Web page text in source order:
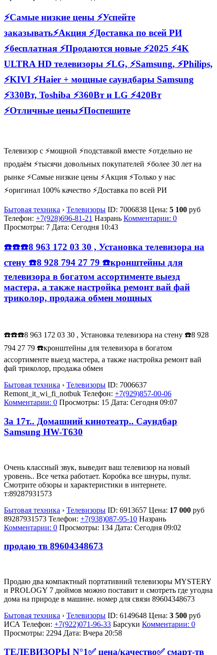
⚡Самые низкие цены ⚡Успейте
заказывать⚡Акция ⚡Доставка по всей РИ
⚡бесплатная ⚡Продаются новые ⚡2025 ⚡4K
ULTRA HD телевизоры ⚡LG, ⚡Samsung, ⚡Philips,
⚡KIVI ⚡Haier + мощные саундбары Samsung
⚡330Вт, Toshiba ⚡360Вт и LG ⚡420Вт
⚡Отличные цены⚡Поспешите
Телевизор с ⚡мощной ⚡подставкой вместе ⚡отдельно не
продаëм ⚡тысячи довольных покупателей ⚡более 30 лет на
рынке ⚡Самые низкие цены ⚡Акция ⚡Только у нас
⚡оригинал 100% качество ⚡Доставка по всей РИ
Бытовая техника › Телевизоры ID: 7006838 Цена: 5 100 руб
Телефон: +7(928)696-81-21 Назрань Комментарии: 0
Просмотры: 7 Дата: Сегодня 10:43
☎️☎️☎️8 963 172 03 30 , Установка телевизора на
стену ☎️8 928 794 27 79 ☎️кронштейны для
телевизора в богатом ассортименте выезд
мастера, а также настройка ремонт вай фай
триколор, продажа обмен мощных
☎️☎️☎️8 963 172 03 30 , Установка телевизора на стену ☎️8 928
794 27 79 ☎️кронштейны для телевизора в богатом
ассортименте выезд мастера, а также настройка ремонт вай
фай триколор, продажа обмен
Бытовая техника › Телевизоры ID: 7006637
Remont_it_wi_fi_notbuk Телефон: +7(929)857-00-06
Комментарии: 0 Просмотры: 15 Дата: Сегодня 09:07
За 17т.. Домашний кинотеатр.. Саундбар
Samsung HW-T630
Очень классный звук, выведит ваш телевизор на новый
уровень.. Все четка работает. Коробка все шнуры, пульт.
Смотрите обзоры и характеристики в интернете.
т:89287931573
Бытовая техника › Телевизоры ID: 6913657 Цена: 17 000 руб
89287931573 Телефон: +7(938)087-95-10 Назрань
Комментарии: 0 Просмотры: 134 Дата: Сегодня 09:02
продаю тв 89604348673
Продаю два компактный портативний телевизоры MYSTERY
и PROLOGY 7 дюймов можно поставит и смотреть где угодна
дома на природе в машине. номер для связи 89604348673
Бытовая техника › Телевизоры ID: 6149648 Цена: 3 500 руб
ИСА Телефон: +7(922)071-96-33 Барсуки Комментарии: 0
Просмотры: 2294 Дата: Вчера 20:58
ТЕЛЕВИЗОРЫ N°1✅ цена/качество✅ смарт-тв